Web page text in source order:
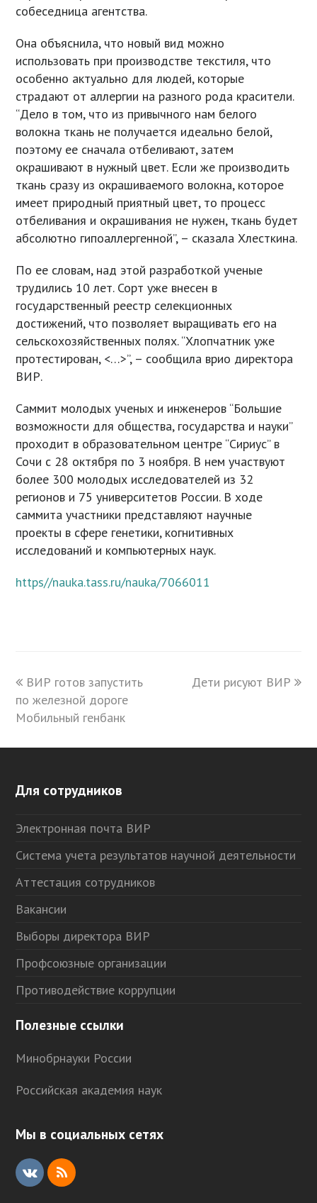
собеседница агентства.
Она объяснила, что новый вид можно
использовать при производстве текстиля, что
особенно актуально для людей, которые
страдают от аллергии на разного рода красители.
“Дело в том, что из привычного нам белого
волокна ткань не получается идеально белой,
поэтому ее сначала отбеливают, затем
окрашивают в нужный цвет. Если же производить
ткань сразу из окрашиваемого волокна, которое
имеет природный приятный цвет, то процесс
отбеливания и окрашивания не нужен, ткань будет
абсолютно гипоаллергенной”, – сказала Хлесткина.
По ее словам, над этой разработкой ученые
трудились 10 лет. Сорт уже внесен в
государственный реестр селекционных
достижений, что позволяет выращивать его на
сельскохозяйственных полях. “Хлопчатник уже
протестирован, <…>”, – сообщила врио директора
ВИР.
Саммит молодых ученых и инженеров “Большие
возможности для общества, государства и науки”
проходит в образовательном центре “Сириус” в
Сочи с 28 октября по 3 ноября. В нем участвуют
более 300 молодых исследователей из 32
регионов и 75 университетов России. В ходе
саммита участники представляют научные
проекты в сфере генетики, когнитивных
исследований и компьютерных наук.
https//nauka.tass.ru/nauka/7066011
previous
post:
ВИР готов запустить
по железной дороге
Мобильный генбанк
next
Дети рисуют ВИР
Для сотрудников
Электронная почта ВИР
Система учета результатов научной деятельности
Аттестация сотрудников
Вакансии
Выборы директора ВИР
Профсоюзные организации
Противодействие коррупции
Полезные ссылки
Минобрнауки России
Российская академия наук
Мы в социальных сетях
V
R